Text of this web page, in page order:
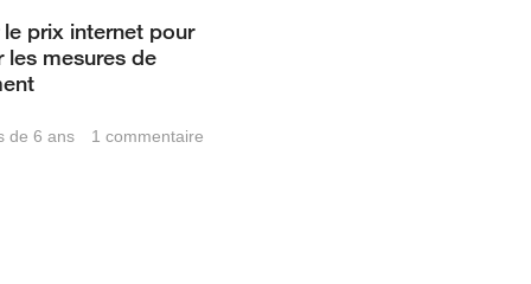
le prix internet pour
les mesures de
de 6 ans
1commentaire